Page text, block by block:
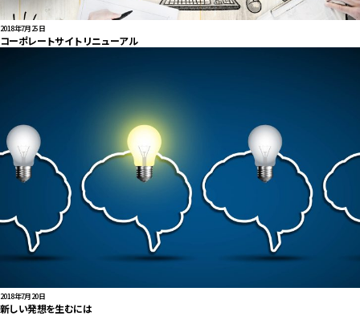
2018年7月25日
コーポレートサイトリニューアル
2018年7月20日
新しい発想を生むには